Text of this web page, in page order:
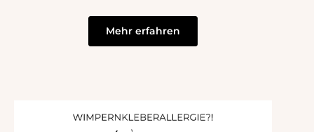
Mehr erfahren